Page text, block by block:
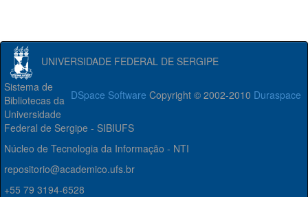
UNIVERSIDADE FEDERAL DE SERGIPE
DSpace Software Copyright © 2002-2010 Duraspace
Sistema de
Bibliotecas da
Universidade
Federal de Sergipe - SIBIUFS
Núcleo de Tecnologia da Informação - NTI
repositorio@academico.ufs.br
+55 79 3194-6528